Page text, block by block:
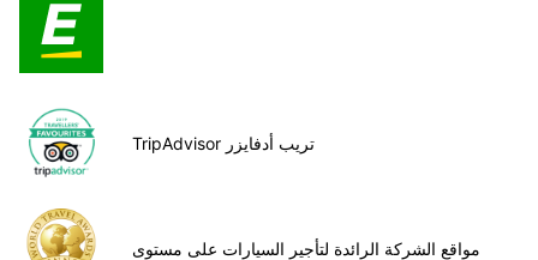
TripAdvisor تريب أدفايزر
مواقع الشركة الرائدة لتأجير السيارات على مستوى